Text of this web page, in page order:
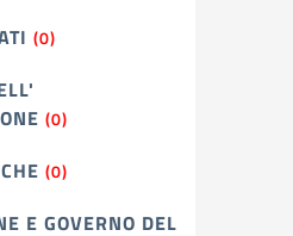
(0)
(0)
(0)
E GOVERNO DEL